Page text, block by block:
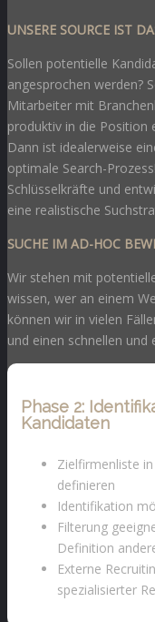
UNSERE SOURCE IST
Sollen potentielle
angesprochen werden?
Mitarbeiter mit
produktiv in die Position
Dann ist idealerweise
optimale Search-
Schlüsselkräfte und
eine realistische
SUCHE IM AD-HOC
Wir stehen mit
wissen, wer an einem
können wir in vielen
und einen schnellen und
Phase 2:
Kandidaten
Zielfirmenliste
definieren
Identifikation
Filterung
Definition
Externe
spezialisierter